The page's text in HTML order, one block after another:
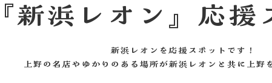
『新浜レオン』応援
新浜レオンを応援スポットです！
上野の名店やゆかりのある場所が新浜レオンと共に上野